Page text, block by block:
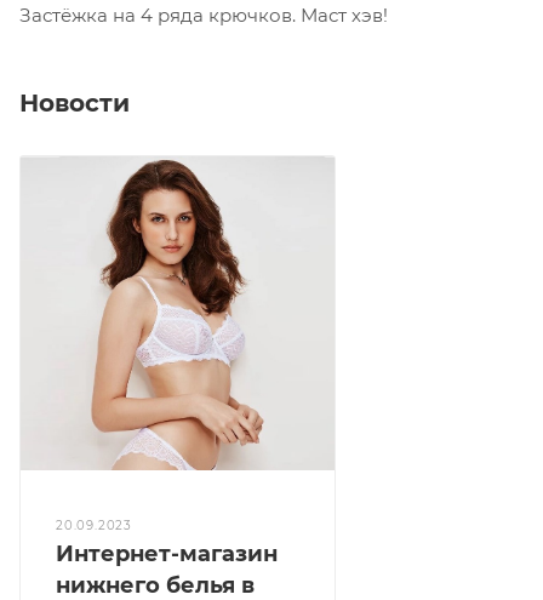
Застёжка на 4 ряда крючков. Маст хэв!
Новости
20.09.2023
Интернет-магазин
нижнего белья в